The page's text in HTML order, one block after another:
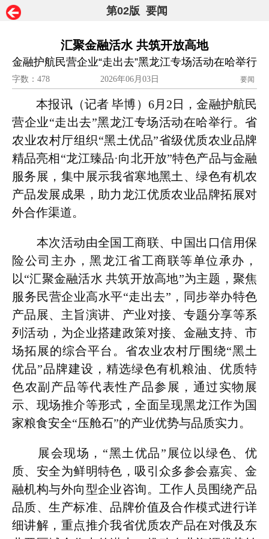
第02版 要闻
汇聚金融活水 共筑开放高地
金融护航民营企业“走出去”黑龙江专场活动在哈举行
字数：478 2026年06月03日 要闻
本报讯（记者 毕博）6月2日，金融护航民
营企业“走出去”黑龙江专场活动在哈举行。省
农业农村厅组织“黑土优品”省级优质农业品牌
精品亮相“龙江臻品·向北开放”特色产品与金融
服务展，集中展示我省寒地黑土、绿色有机农
产品发展成果，助力龙江优质农业品牌拓展对
外合作渠道。
本次活动由全国工商联、中国出口信用保
险公司主办，黑龙江省工商联等单位承办，
以“汇聚金融活水 共筑开放高地”为主题，聚焦
服务民营企业高水平“走出去”，同步举办特色
产品展、主旨演讲、产业对接、专题分享等系
列活动，为企业搭建政策对接、金融支持、市
场拓展的综合平台。省农业农村厅围绕“黑土
优品”品牌建设，精选绿色有机粮油、优质特
色农副产品等代表性产品参展，通过实物展
示、现场推介等形式，全面呈现黑龙江作为国
家粮食安全“压舱石”的产业优势与品质实力。
展会现场，“黑土优品”展位以绿色、优
质、安全为鲜明特色，吸引众多参会嘉宾、金
融机构与外向型企业咨询。工作人员围绕产品
品质、生产标准、品牌价值及合作模式进行详
细讲解，重点推介我省优质农产品在对俄及东